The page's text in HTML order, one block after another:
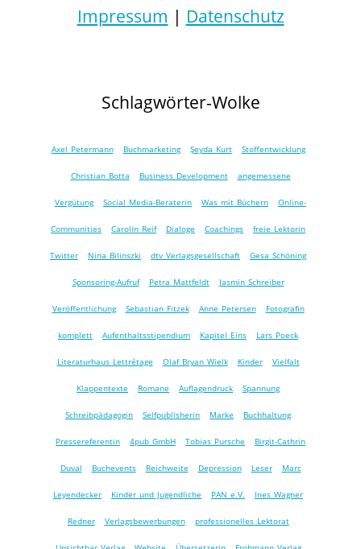
Impressum | Datenschutz
Schlagwörter-Wolke
Axel Petermann Buchmarketing Şeyda Kurt Stoffentwicklung
Christian Botta Business Development angemessene
Vergütung Social Media-Beraterin Was mit Büchern Online-
Communities Carolin Reif Dialoge Coachings freie Lektorin
Twitter Nina Bilinszki dtv Verlagsgesellschaft Gesa Schöning
Sponsoring-Aufruf Petra Mattfeldt Jasmin Schreiber
Veröffentlichung Sebastian Fitzek Anne Petersen Fotografin
komplett Aufenthaltsstipendium Kapitel Eins Lars Poeck
Literaturhaus Lettrétage Olaf Bryan Wielk Kinder Vielfalt
Klappentexte Romane Auflagendruck Spannung
Schreibpädagogin Selfpublisherin Marke Buchhaltung
Pressereferentin 4pub GmbH Tobias Pursche Birgit-Cathrin
Duval Buchevents Reichweite Depression Leser Marc
Leyendecker Kinder und Jugendliche PAN e.V. Ines Wagner
Redner Verlagsbewerbungen professionelles Lektorat